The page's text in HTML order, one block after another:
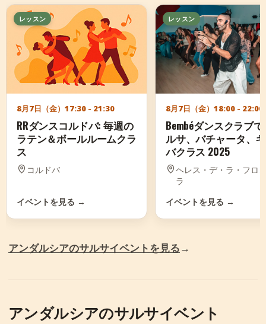
レッスン
8月7日（金） 17:30 - 21:30
RRダンスコルドバ: 毎週の
ラテン＆ボールルームクラ
ス
コルドバ
イベントを見る →
レッスン
8月7日（金） 18:00 - 22:00
Bembéダンスクラブ
ルサ、バチャータ、
バクラス 2025
ヘレス・デ・ラ・フロ
ラ
イベントを見る →
アンダルシアのサルサイベントを見る→
アンダルシアのサルサイベント